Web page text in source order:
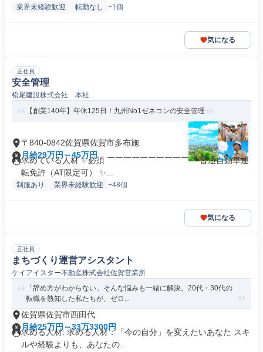
業界未経験歓迎 転勤なし +1個
気になる
正社員
安全管理
松尾建設株式会社 本社
【創業140年】年休125日！九州No1ゼネコンの安全管理
〒840-0842佐賀県佐賀市多布施
月給29万円～45万円
求めている人材 ✨必須 ￣￣￣￣￣￣￣￣￣￣ ・普通自動車運
転免許（AT限定可） ✨...
制服あり 業界未経験歓迎 +48個
気になる
正社員
まちづくり運営アシスタント
ケイアイスター不動産株式会社佐賀営業所
「辞め方がわからない」そんな悩みも一緒に解決。20代・30代の
転職を熟知した私たちが、ゼロ...
佐賀県佐賀市西田代
月給25万円～33万3300円
求める人材: 求める人材：「今の自分」を変えたいあなた スキ
ルや経験よりも、あなたの...